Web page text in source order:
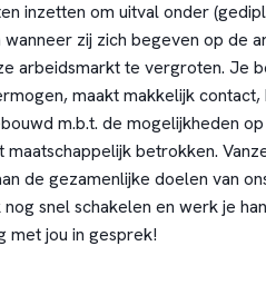
inzetten om uitval onder
zij zich begeven op de
arbeidsmarkt te vergroten. Je
maakt makkelijk
m.b.t. de mogelijkheden
maatschappelijk betrokken.
de gezamenlijke doelen van
snel schakelen en werk je
met jou in gesprek!